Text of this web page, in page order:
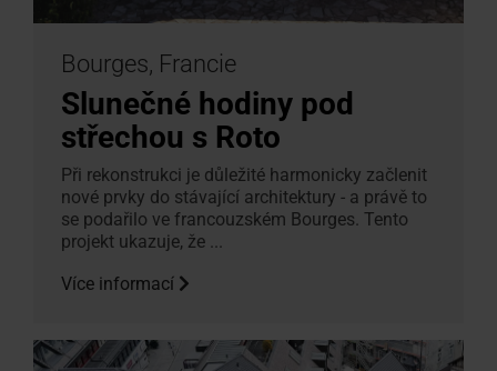
Bourges, Francie
Slunečné hodiny pod
střechou s Roto
Při rekonstrukci je důležité harmonicky začlenit
nové prvky do stávající architektury - a právě to
se podařilo ve francouzském Bourges. Tento
projekt ukazuje, že ...
Více informací